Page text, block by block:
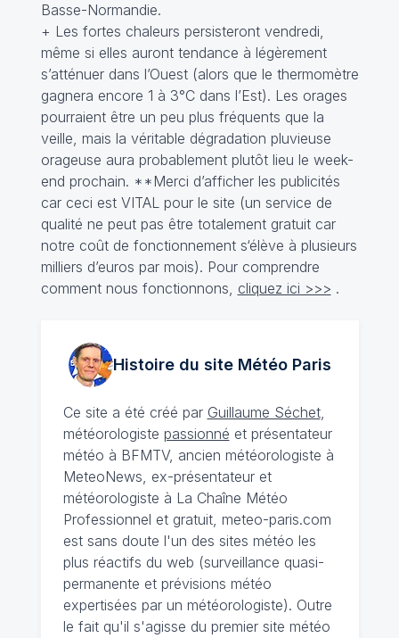
Basse-Normandie.
+ Les fortes chaleurs persisteront vendredi,
même si elles auront tendance à légèrement
s’atténuer dans l’Ouest (alors que le thermomètre
gagnera encore 1 à 3°C dans l’Est). Les orages
pourraient être un peu plus fréquents que la
veille, mais la véritable dégradation pluvieuse
orageuse aura probablement plutôt lieu le week-
end prochain. **Merci d’afficher les publicités
car ceci est VITAL pour le site (un service de
qualité ne peut pas être totalement gratuit car
notre coût de fonctionnement s‘élève à plusieurs
milliers d’euros par mois). Pour comprendre
comment nous fonctionnons, cliquez ici >>> .
Histoire du site MétéoParis
Ce site a été créé par Guillaume Séchet,
météorologiste passionné et présentateur
météo à BFMTV, ancien météorologiste à
MeteoNews, ex-présentateur et
météorologiste à La Chaîne Météo
Professionnel et gratuit, meteo-paris.com
est sans doute l'un des sites météo les
plus réactifs du web (surveillance quasi-
permanente et prévisions météo
expertisées par un météorologiste). Outre
le fait qu'il s'agisse du premier site météo